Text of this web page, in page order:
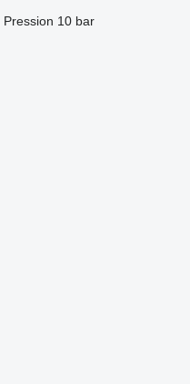
Pression 10 bar